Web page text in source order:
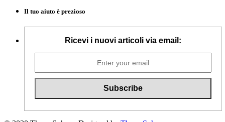
Il tuo aiuto è prezioso
Ricevi i nuovi articoli via email: